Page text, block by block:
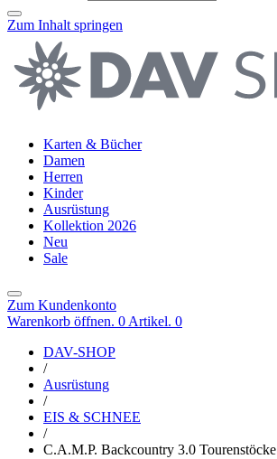
Zum Inhalt springen
Karten & Bücher
Damen
Herren
Kinder
Ausrüstung
Kollektion 2026
Neu
Sale
Zum Kundenkonto
Warenkorb öffnen. 0 Artikel. 0
DAV-SHOP
/
Ausrüstung
/
EIS & SCHNEE
/
C.A.M.P. Backcountry 3.0 Tourenstöcke